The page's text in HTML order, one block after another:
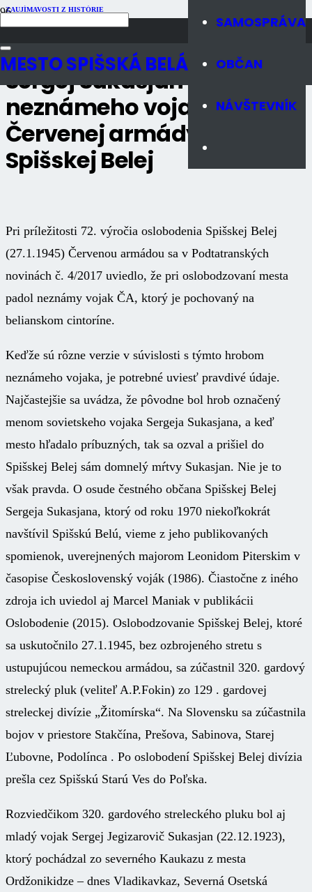
MESTO SPIŠSKÁ BELÁ
SAMOSPRÁVA
OBČAN
NÁVŠTEVNÍK
ZAUJÍMAVOSTI Z HISTÓRIE
Sergej Sukasjan a hrob
neznámeho vojaka
Červenej armády v
Spišskej Belej
Pri príležitosti 72. výročia oslobodenia Spišskej Belej
(27.1.1945) Červenou armádou sa v Podtatranských
novinách č. 4/2017 uviedlo, že pri oslobodzovaní mesta
padol neznámy vojak ČA, ktorý je pochovaný na
belianskom cintoríne.
Keďže sú rôzne verzie v súvislosti s týmto hrobom
neznámeho vojaka, je potrebné uviesť pravdivé údaje.
Najčastejšie sa uvádza, že pôvodne bol hrob označený
menom sovietskeho vojaka Sergeja Sukasjana, a keď
mesto hľadalo príbuzných, tak sa ozval a prišiel do
Spišskej Belej sám domnelý mŕtvy Sukasjan. Nie je to
však pravda. O osude čestného občana Spišskej Belej
Sergeja Sukasjana, ktorý od roku 1970 niekoľkokrát
navštívil Spišskú Belú, vieme z jeho publikovaných
spomienok, uverejnených majorom Leonidom Piterskim v
časopise Československý voják (1986). Čiastočne z iného
zdroja ich uviedol aj Marcel Maniak v publikácii
Oslobodenie (2015). Oslobodzovanie Spišskej Belej, ktoré
sa uskutočnilo 27.1.1945, bez ozbrojeného stretu s
ustupujúcou nemeckou armádou, sa zúčastnil 320. gardový
strelecký pluk (veliteľ A.P.Fokin) zo 129 . gardovej
streleckej divízie „Žitomírska“. Na Slovensku sa zúčastnila
bojov v priestore Stakčína, Prešova, Sabinova, Starej
Ľubovne, Podolínca . Po oslobodení Spišskej Belej divízia
prešla cez Spišskú Starú Ves do Poľska.
Rozviedčikom 320. gardového streleckého pluku bol aj
mladý vojak Sergej Jegizarovič Sukasjan (22.12.1923),
ktorý pochádzal zo severného Kaukazu z mesta
Ordžonikidze – dnes Vladikavkaz, Severná Osetská